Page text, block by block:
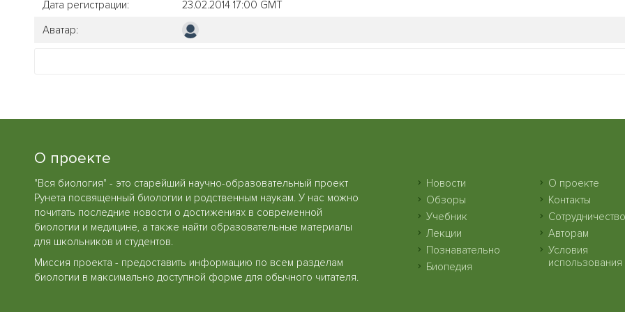
Дата регистрации:
23.02.2014 17:00 GMT
Аватар:
О проекте
"Вся биология" - это старейший научно-образовательный проект
Рунета посвященный биологии и родственным наукам. У нас можно
почитать последние новости о достижениях в современной
биологии и медицине, а также найти образовательные материалы
для школьников и студентов.
Миссия проекта - предоставить информацию по всем разделам
биологии в максимально доступной форме для обычного читателя.
Новости
Обзоры
Учебник
Лекции
Познавательно
Биопедия
О проекте
Контакты
Сотрудничество
Авторам
Условия
использования